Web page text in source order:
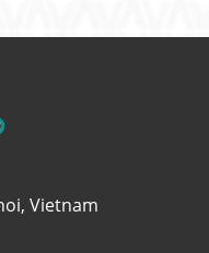
Vietnam